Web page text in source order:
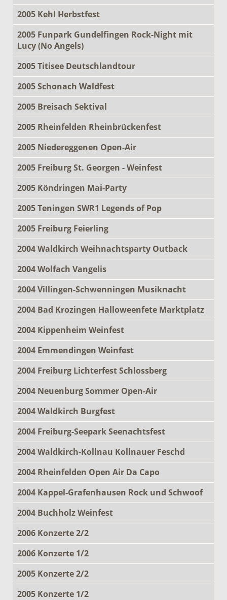
2005 Kehl Herbstfest
2005 Funpark Gundelfingen Rock-Night mit
Lucy (No Angels)
2005 Titisee Deutschlandtour
2005 Schonach Waldfest
2005 Breisach Sektival
2005 Rheinfelden Rheinbrückenfest
2005 Niedereggenen Open-Air
2005 Freiburg St. Georgen - Weinfest
2005 Köndringen Mai-Party
2005 Teningen SWR1 Legends of Pop
2005 Freiburg Feierling
2004 Waldkirch Weihnachtsparty Outback
2004 Wolfach Vangelis
2004 Villingen-Schwenningen Musiknacht
2004 Bad Krozingen Halloweenfete Marktplatz
2004 Kippenheim Weinfest
2004 Emmendingen Weinfest
2004 Freiburg Lichterfest Schlossberg
2004 Neuenburg Sommer Open-Air
2004 Waldkirch Burgfest
2004 Freiburg-Seepark Seenachtsfest
2004 Waldkirch-Kollnau Kollnauer Feschd
2004 Rheinfelden Open Air Da Capo
2004 Kappel-Grafenhausen Rock und Schwoof
2004 Buchholz Weinfest
2006 Konzerte 2/2
2006 Konzerte 1/2
2005 Konzerte 2/2
2005 Konzerte 1/2